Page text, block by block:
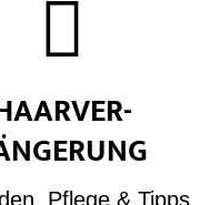

Pflege & Tipps